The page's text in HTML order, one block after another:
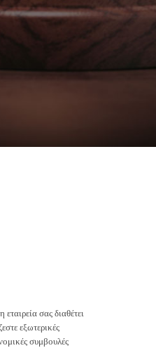
σας διαθέτει
εξωτερικές
συμβουλές